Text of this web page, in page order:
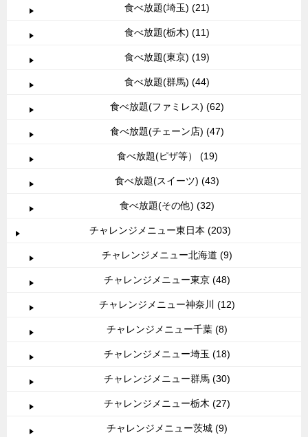
食べ放題(埼玉) (21)
食べ放題(栃木) (11)
食べ放題(東京) (19)
食べ放題(群馬) (44)
食べ放題(ファミレス) (62)
食べ放題(チェーン店) (47)
食べ放題(ピザ等） (19)
食べ放題(スイーツ) (43)
食べ放題(その他) (32)
チャレンジメニュー東日本 (203)
チャレンジメニュー北海道 (9)
チャレンジメニュー東京 (48)
チャレンジメニュー神奈川 (12)
チャレンジメニュー千葉 (8)
チャレンジメニュー埼玉 (18)
チャレンジメニュー群馬 (30)
チャレンジメニュー栃木 (27)
チャレンジメニュー茨城 (9)